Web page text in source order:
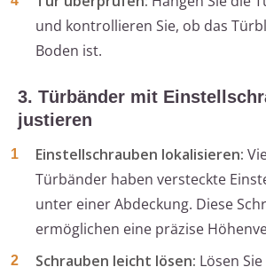
und kontrollieren Sie, ob das
Boden ist.
3. Türbänder mit
justieren
Einstellschrauben lokalisieren:
Türbänder haben versteckte
unter einer Abdeckung. Diese
ermöglichen eine präzise
Schrauben leicht lösen: Lösen